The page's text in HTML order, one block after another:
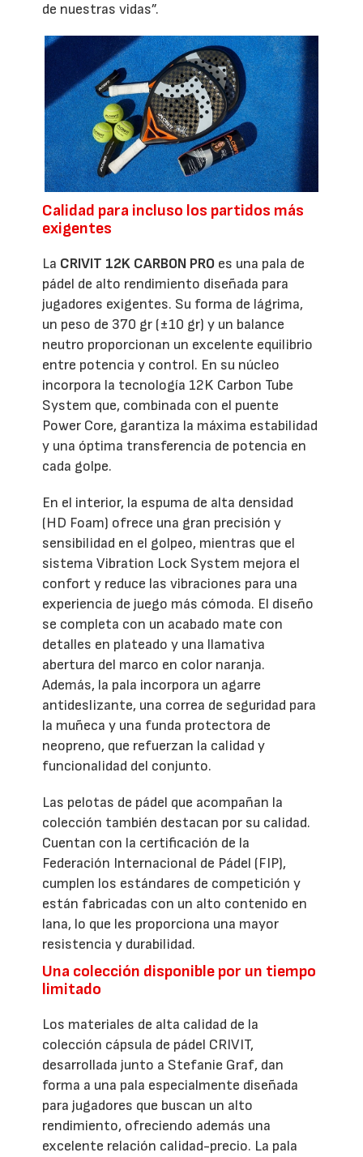
de nuestras vidas”.
Calidad para incluso los partidos más
exigentes
La CRIVIT 12K CARBON PRO es una pala de
pádel de alto rendimiento diseñada para
jugadores exigentes. Su forma de lágrima,
un peso de 370 gr (±10 gr) y un balance
neutro proporcionan un excelente equilibrio
entre potencia y control. En su núcleo
incorpora la tecnología 12K Carbon Tube
System que, combinada con el puente
Power Core, garantiza la máxima estabilidad
y una óptima transferencia de potencia en
cada golpe.
En el interior, la espuma de alta densidad
(HD Foam) ofrece una gran precisión y
sensibilidad en el golpeo, mientras que el
sistema Vibration Lock System mejora el
confort y reduce las vibraciones para una
experiencia de juego más cómoda. El diseño
se completa con un acabado mate con
detalles en plateado y una llamativa
abertura del marco en color naranja.
Además, la pala incorpora un agarre
antideslizante, una correa de seguridad para
la muñeca y una funda protectora de
neopreno, que refuerzan la calidad y
funcionalidad del conjunto.
Las pelotas de pádel que acompañan la
colección también destacan por su calidad.
Cuentan con la certificación de la
Federación Internacional de Pádel (FIP),
cumplen los estándares de competición y
están fabricadas con un alto contenido en
lana, lo que les proporciona una mayor
resistencia y durabilidad.
Una colección disponible por un tiempo
limitado
Los materiales de alta calidad de la
colección cápsula de pádel CRIVIT,
desarrollada junto a Stefanie Graf, dan
forma a una pala especialmente diseñada
para jugadores que buscan un alto
rendimiento, ofreciendo además una
excelente relación calidad-precio. La pala